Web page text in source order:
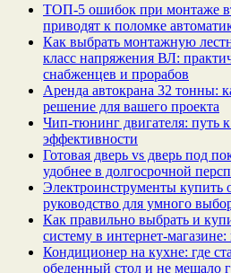
ТОП-5 ошибок при монтаже
приводят к поломке
Как выбрать монтажную
класс напряжения ВЛ:
снабженцев и прорабов
Аренда автокрана 32 тонны:
решение для вашего проекта
Чип‑тюнинг двигателя:
эффективности
Готовая дверь vs дверь под
удобнее в долгосрочной
Электроинструменты купить
руководство для умного
Как правильно выбрать и
систему в
Кондиционер на кухне: где
обеденный стол и не мешало